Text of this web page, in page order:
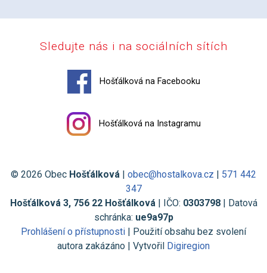
Sledujte nás i na sociálních sítích
Hošťálková na Facebooku
Hošťálková na Instagramu
© 2026 Obec Hošťálková | obec@hostalkova.cz | 571 442
347
Hošťálková 3, 756 22 Hošťálková| IČO: 0303798| Datová
schránka: ue9a97p
Prohlášení o přístupnosti | Použití obsahu bez svolení
autora zakázáno | Vytvořil Digiregion